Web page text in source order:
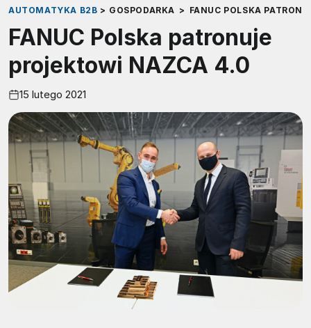
AUTOMATYKA B2B > GOSPODARKA > FANUC POLSKA
FANUC Polska patronuje
projektowi NAZCA 4.0
15 lutego 2021